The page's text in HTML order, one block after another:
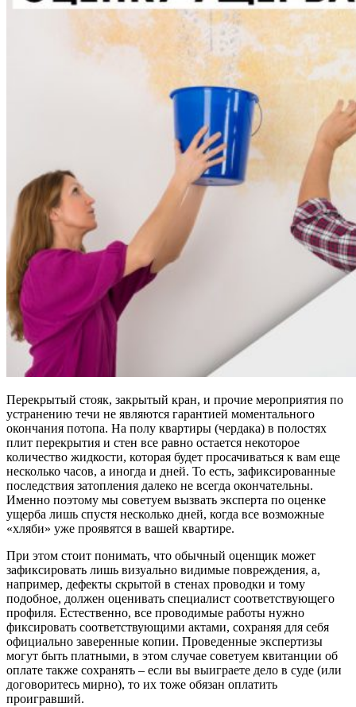
Перекрытый стояк, закрытый кран, и прочие мероприятия по
устранению течи не являются гарантией моментального
окончания потопа. На полу квартиры (чердака) в полостях
плит перекрытия и стен все равно остается некоторое
количество жидкости, которая будет просачиваться к вам еще
несколько часов, а иногда и дней. То есть, зафиксированные
последствия затопления далеко не всегда окончательны.
Именно поэтому мы советуем вызвать эксперта по оценке
ущерба лишь спустя несколько дней, когда все возможные
«хляби» уже проявятся в вашей квартире.
При этом стоит понимать, что обычный оценщик может
зафиксировать лишь визуально видимые повреждения, а,
например, дефекты скрытой в стенах проводки и тому
подобное, должен оценивать специалист соответствующего
профиля. Естественно, все проводимые работы нужно
фиксировать соответствующими актами, сохраняя для себя
официально заверенные копии. Проведенные экспертизы
могут быть платными, в этом случае советуем квитанции об
оплате также сохранять – если вы выиграете дело в суде (или
договоритесь мирно), то их тоже обязан оплатить
проигравший.